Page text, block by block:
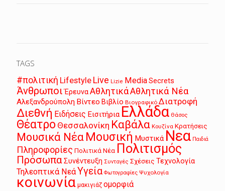
TAGS
#πολιτική Lifestyle Live Lizie MediaSecrets
Άνθρωποι ΈρευναΑθλητικάΑθλητικά Νέα
Αλεξανδρούπολη Βίντεο Βιβλίο Βιογραφικό Διατροφή
Διεθνή Ειδήσεις Εισιτήρια Ελλάδα Θάσος
Θέατρο Θεσσαλονίκη Καβάλα Κουζίνα Κρατήσεις
Μουσικά Νέα Μουσική Μυστικά Νεα Παιδιά
Πληροφορίες Πολιτικά Νέα Πολιτισμός
ΠρόσωπαΣυνέντευξη Συνταγές Σχέσεις Τεχνολογία
Τηλεοπτικά ΝεάΥγεία Φωτογραφίες Ψυχολογία
κοινωνία μακιγιάζ ομορφιά